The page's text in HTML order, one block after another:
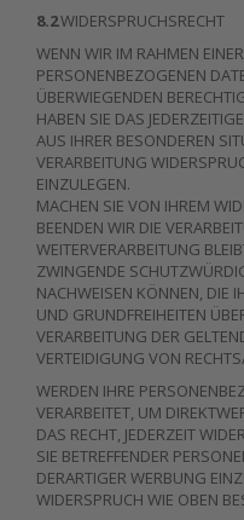
8.2WIDERSPRUCHSRECHT
WENN WIR IM RAHMEN
PERSONENBEZOGENEN
ÜBERWIEGENDEN
HABEN SIE DAS
AUS IHRER BESONDEREN
VERARBEITUNG
EINZULEGEN.
MACHEN SIE VON IHREM
BEENDEN WIR DIE
WEITERVERARBEITUNG
ZWINGENDE
NACHWEISEN KÖNNEN, DIE
UND GRUNDFREIHEITEN
VERARBEITUNG DER
VERTEIDIGUNG VON
WERDEN IHRE
VERARBEITET, UM
DAS RECHT, JEDERZEIT
SIE BETREFFENDER
DERARTIGER WERBUNG
WIDERSPRUCH WIE OBEN